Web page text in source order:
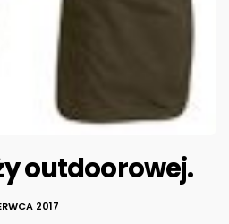
outdoorowej.
2017